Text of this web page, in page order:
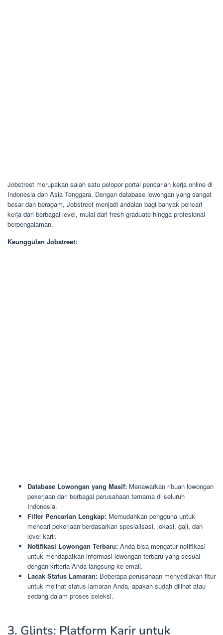
Jobstreet merupakan salah satu pelopor portal pencarian kerja online di
Indonesia dan Asia Tenggara. Dengan database lowongan yang sangat
besar dan beragam, Jobstreet menjadi andalan bagi banyak pencari
kerja dari berbagai level, mulai dari fresh graduate hingga profesional
berpengalaman.
Keunggulan Jobstreet:
Database Lowongan yang Masif: Menawarkan ribuan lowongan
pekerjaan dari berbagai perusahaan ternama di seluruh
Indonesia.
Filter Pencarian Lengkap: Memudahkan pengguna untuk
mencari pekerjaan berdasarkan spesialisasi, lokasi, gaji, dan
level karir.
Notifikasi Lowongan Terbaru: Anda bisa mengatur notifikasi
untuk mendapatkan informasi lowongan terbaru yang sesuai
dengan kriteria Anda langsung ke email.
Lacak Status Lamaran: Beberapa perusahaan menyediakan fitur
untuk melihat status lamaran Anda, apakah sudah dilihat atau
sedang dalam proses seleksi.
3. Glints: Platform Karir untuk